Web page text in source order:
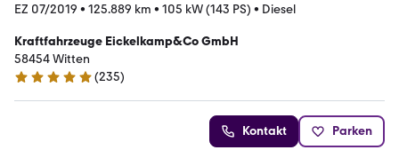
EZ 07/2019 • 125.889 km • 105 kW (143 PS) • Diesel
Kraftfahrzeuge Eickelkamp&Co GmbH
58454 Witten
4.8 Sterne
(235)
Kontakt Parken